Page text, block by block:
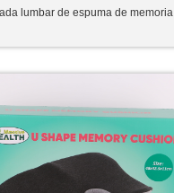
lumbar de espuma de memoria